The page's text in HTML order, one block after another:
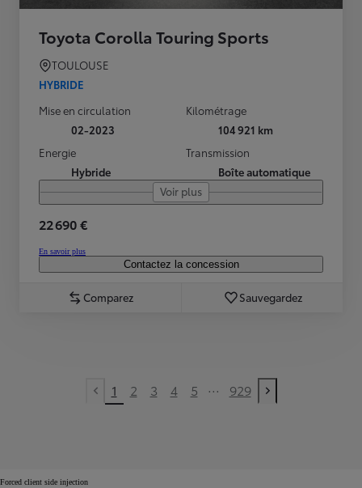
Toyota Corolla Touring Sports
TOULOUSE
HYBRIDE
Mise en circulation
02-2023
Kilométrage
104 921 km
Energie
Hybride
Transmission
Boîte automatique
Voir plus
22 690 €
En savoir plus
Contactez la concession
Comparez Sauvegardez
Previous page
1 2 3 4 5 ... 929
Next page
Forced client side injection